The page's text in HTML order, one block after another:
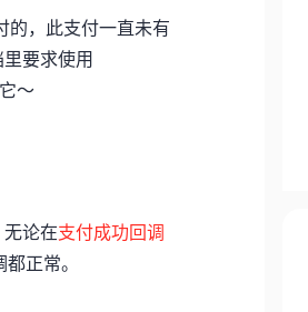
的，此支付一直未有
要求使用
～
无论在支付成功回调
正常。